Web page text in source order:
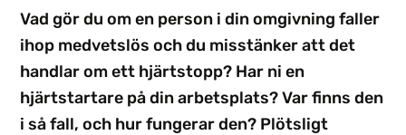
Vad gör du om en person i din omgivning faller
ihop medvetslös och du misstänker att det
handlar om ett hjärtstopp? Har ni en
hjärtstartare på din arbetsplats? Var finns den
i så fall, och hur fungerar den? Plötsligt